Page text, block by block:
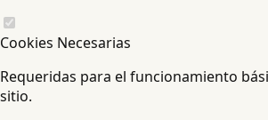
Cookies Necesarias
Requeridas para el funcionamiento
sitio.